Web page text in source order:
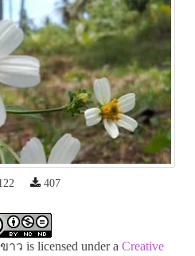
407
is licensed under a Creative